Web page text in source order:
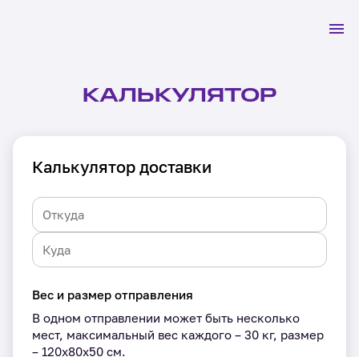
КАЛЬКУЛЯТОР
Калькулятор доставки
Вес и размер отправления
В одном отправлении может быть несколько
мест, максимальный вес каждого – 30 кг, размер
– 120х80х50 см.